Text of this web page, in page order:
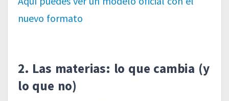
nuevo formato
2. Las materias: lo que cambia (y
lo que no)